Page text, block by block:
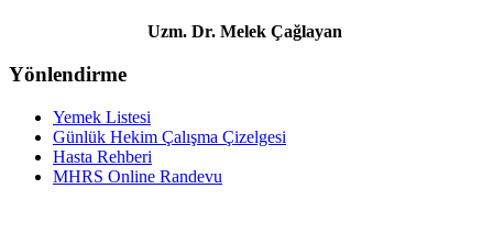
Uzm. Dr. Melek Çağlayan
Yönlendirme
Yemek Listesi
Günlük Hekim Çalışma Çizelgesi
Hasta Rehberi
MHRS Online Randevu